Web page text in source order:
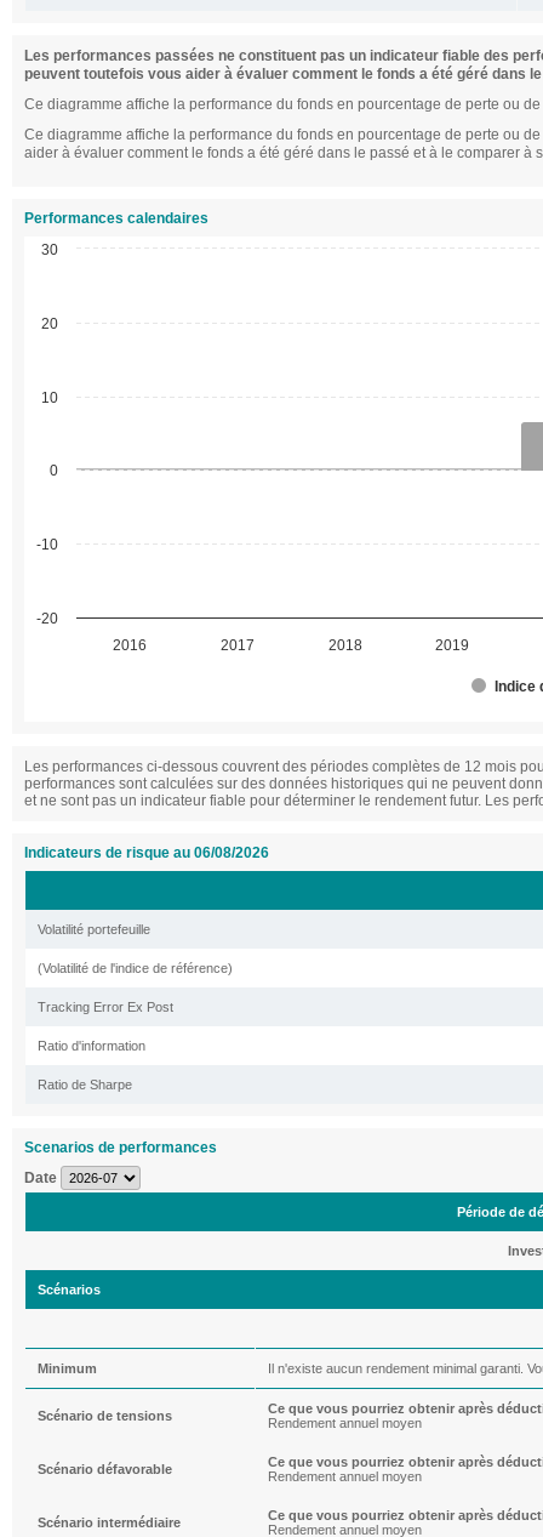
Les performances passées ne constituent pas un indicateur fiable des
peuvent toutefois vous aider à évaluer comment le fonds a été géré dans
Ce diagramme affiche la performance du fonds en pourcentage de perte ou
Ce diagramme affiche la performance du fonds en pourcentage de perte ou
aider à évaluer comment le fonds a été géré dans le passé et à le comparer à
Performances calendaires
Indice
2016 2017 2018 2019
-20
-10
0
10
20
30
Les performances ci-dessous couvrent des périodes complètes de 12 mois
performances sont calculées sur des données historiques qui ne peuvent
et ne sont pas un indicateur fiable pour déterminer le rendement futur. Les
Indicateurs de risque au 06/08/2026
Volatilité portefeuille
(Volatilité de l'indice de référence)
Tracking Error Ex Post
Ratio d'information
Ratio de Sharpe
Scenarios de performances
Date
Période de
Scénarios
Minimum Il n'existe aucun rendement minimal garanti.
Scénario de tensions
Ce que vous pourriez obtenir après
Rendement annuel moyen
Scénario défavorable
Ce que vous pourriez obtenir après
Rendement annuel moyen
Scénario intermédiaire
Ce que vous pourriez obtenir après
Rendement annuel moyen